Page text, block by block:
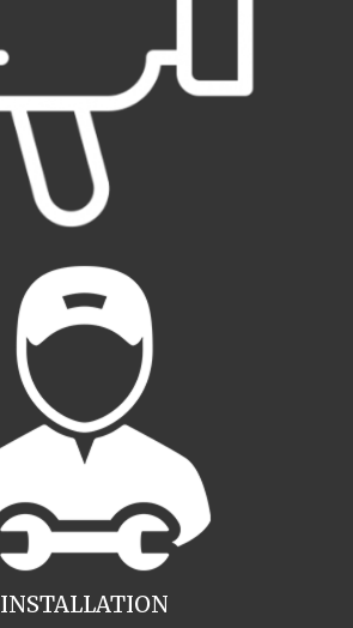
INSTALLATION